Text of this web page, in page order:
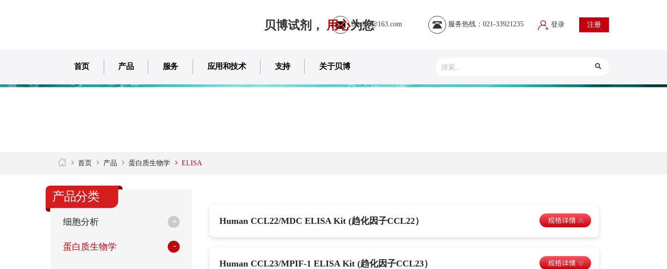
贝博试剂， 用心为您
bestbio@163.com 服务热线：021-33921235 登录 注册
首页 产品 服务 应用和技术 支持 关于贝博
首页 产品 蛋白质生物学 ELISA
产品分类
细胞分析
蛋白质生物学
Human CCL22/MDC ELISA Kit (趋化因子CCL22）
Human CCL23/MPIF-1 ELISA Kit (趋化因子CCL23）